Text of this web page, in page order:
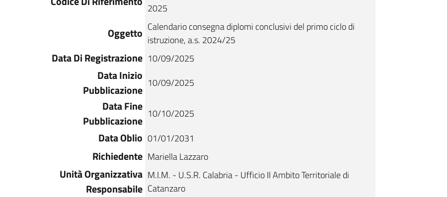
2025
Oggetto Calendario consegna diplomi conclusivi del primo ciclo di
istruzione, a.s. 2024/25
Data Di Registrazione 10/09/2025
Data Inizio
Pubblicazione
10/09/2025
Data Fine
Pubblicazione
10/10/2025
Data Oblio 01/01/2031
Richiedente Mariella Lazzaro
Unità Organizzativa
Responsabile
M.I.M. - U.S.R. Calabria - Ufficio II Ambito Territoriale di
Catanzaro